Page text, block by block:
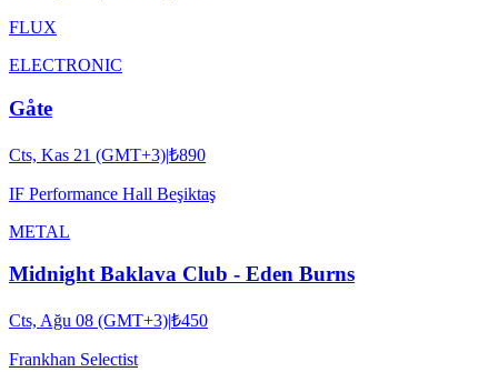
FLUX
ELECTRONIC
Gåte
Cts, Kas 21 (GMT+3)|₺890
IF Performance Hall Beşiktaş
METAL
Midnight Baklava Club - Eden Burns
Cts, Ağu 08 (GMT+3)|₺450
Frankhan Selectist